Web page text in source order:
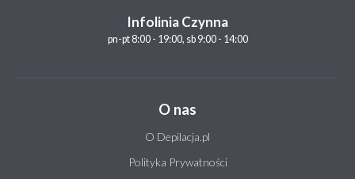
Infolinia Czynna
pn-pt 8:00 - 19:00, sb 9:00 - 14:00
O nas
O Depilacja.pl
Polityka Prywatności